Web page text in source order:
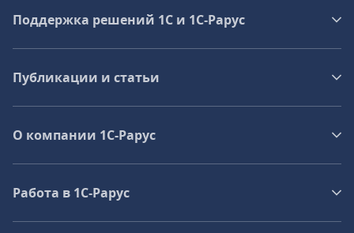
Поддержка решений 1С и 1С‑Рарус
Публикации и статьи
О компании 1C-Рарус
Работа в 1С‑Рарус